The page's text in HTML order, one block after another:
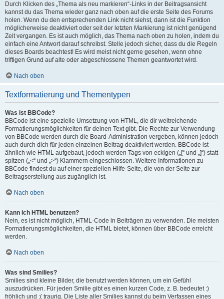
Durch Klicken des „Thema als neu markieren“-Links in der Beitragsansicht
kannst du das Thema wieder ganz nach oben auf die erste Seite des Forums
holen. Wenn du den entsprechenden Link nicht siehst, dann ist die Funktion
möglicherweise deaktiviert oder seit der letzten Markierung ist nicht genügend
Zeit vergangen. Es ist auch möglich, das Thema nach oben zu holen, indem du
einfach eine Antwort darauf schreibst. Stelle jedoch sicher, dass du die Regeln
dieses Boards beachtest! Es wird meist nicht gerne gesehen, wenn ohne
triftigen Grund auf alte oder abgeschlossene Themen geantwortet wird.
Nach oben
Textformatierung und Thementypen
Was ist BBCode?
BBCode ist eine spezielle Umsetzung von HTML, die dir weitreichende
Formatierungsmöglichkeiten für deinen Text gibt. Die Rechte zur Verwendung
von BBCode werden durch die Board-Administration vergeben, können jedoch
auch durch dich für jeden einzelnen Beitrag deaktiviert werden. BBCode ist
ähnlich wie HTML aufgebaut, jedoch werden Tags von eckigen („[“ und „]“) statt
spitzen („<“ und „>“) Klammern eingeschlossen. Weitere Informationen zu
BBCode findest du auf einer speziellen Hilfe-Seite, die von der Seite zur
Beitragserstellung aus zugänglich ist.
Nach oben
Kann ich HTML benutzen?
Nein, es ist nicht möglich, HTML-Code in Beiträgen zu verwenden. Die meisten
Formatierungsmöglichkeiten, die HTML bietet, können über BBCode erreicht
werden.
Nach oben
Was sind Smilies?
Smilies sind kleine Bilder, die benutzt werden können, um ein Gefühl
auszudrücken. Für jeden Smilie gibt es einen kurzen Code, z. B. bedeutet :)
fröhlich und :( traurig. Die Liste aller Smilies kannst du beim Verfassen eines